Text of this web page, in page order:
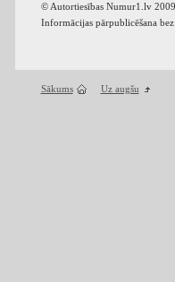
© Autortiesības Numur1.lv 2009
Informācijas pārpublicēšana
Sākums Uz augšu